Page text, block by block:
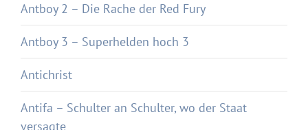
Antboy 2 – Die Rache der Red Fury
Antboy 3 – Superhelden hoch 3
Antichrist
Antifa – Schulter an Schulter, wo der Staat
versagte